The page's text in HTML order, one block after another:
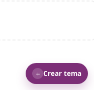
＋ Crear tema